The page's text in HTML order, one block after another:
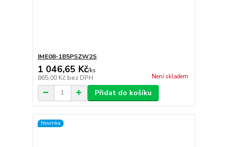
IME08-1B5PSZW2S
1 046,65 Kč/ks
865,00 Kč bez DPH Není skladem
Přidat do košíku
Novinka